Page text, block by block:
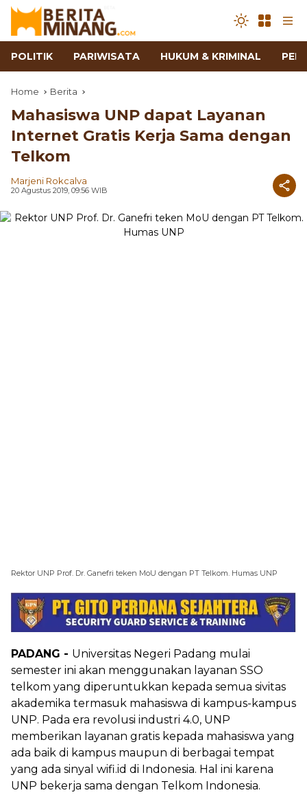
POLITIK PARIWISATA HUKUM & KRIMINAL
Home Berita
Mahasiswa UNP dapat Layanan
Internet Gratis Kerja Sama dengan
Telkom
Marjeni Rokcalva
20 Agustus 2019, 09:56 WIB
Rektor UNP Prof. Dr. Ganefri teken MoU dengan PT Telkom. Humas UNP
PADANG - Universitas Negeri Padang mulai
semester ini akan menggunakan layanan SSO
telkom yang diperuntukkan kepada semua sivitas
akademika termasuk mahasiswa di kampus-kampus
UNP. Pada era revolusi industri 4.0, UNP
memberikan layanan gratis kepada mahasiswa yang
ada baik di kampus maupun di berbagai tempat
yang ada sinyal wifi.id di Indonesia. Hal ini karena
UNP bekerja sama dengan Telkom Indonesia.